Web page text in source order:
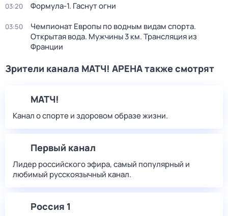
03:20 Формула-1. Гаснут огни
03:50
Чемпионат Европы по водным видам спорта.
Открытая вода. Мужчины 3 км. Трансляция из
Франции
Зрители канала МАТЧ! АРЕНА также смотрят
МАТЧ!
Канал о спорте и здоровом образе жизни.
Первый канал
Лидер российского эфира, самый популярный и
любимый русскоязычный канал.
Россия 1